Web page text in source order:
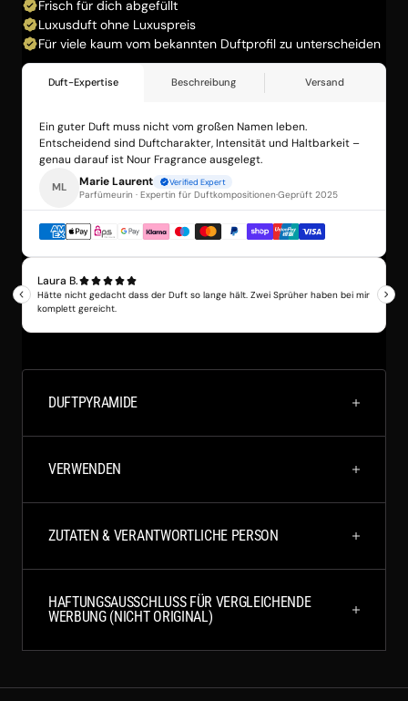
DUFTPYRAMIDE
VERWENDEN
ZUTATEN & VERANTWORTLICHE PERSON
HAFTUNGSAUSSCHLUSS FÜR VERGLEICHENDE
WERBUNG (NICHT ORIGINAL)